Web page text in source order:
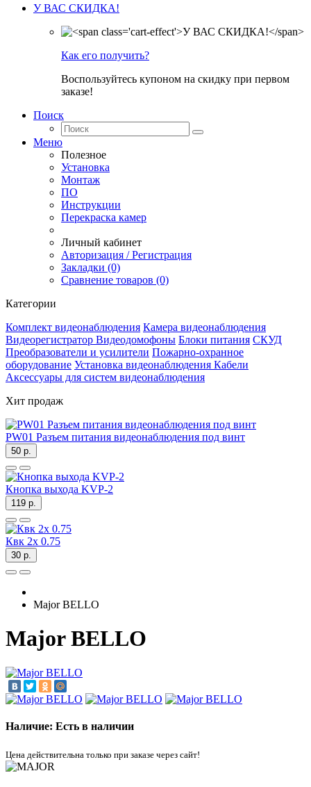
У ВАС СКИДКА!
Как его получить?
Воспользуйтесь купоном на скидку при первом
заказе!
Поиск
Меню
Полезное
Установка
Монтаж
ПО
Инструкции
Перекраска камер
Личный кабинет
Авторизация / Регистрация
Закладки (0)
Сравнение товаров (0)
Категории
Комплект видеонаблюдения Камера видеонаблюдения
Видеорегистратор Видеодомофоны Блоки питания СКУД
Преобразователи и усилители Пожарно-охранное
оборудование Установка видеонаблюдения Кабели
Аксессуары для систем видеонаблюдения
Хит продаж
PW01 Разъем питания видеонаблюдения под винт
50 р.
Кнопка выхода KVP-2
119 р.
Квк 2х 0.75
30 р.
Major BELLO
Major BELLO
Наличие: Есть в наличии
Цена действительна только при заказе через сайт!